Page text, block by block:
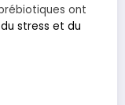
ont
stress et du